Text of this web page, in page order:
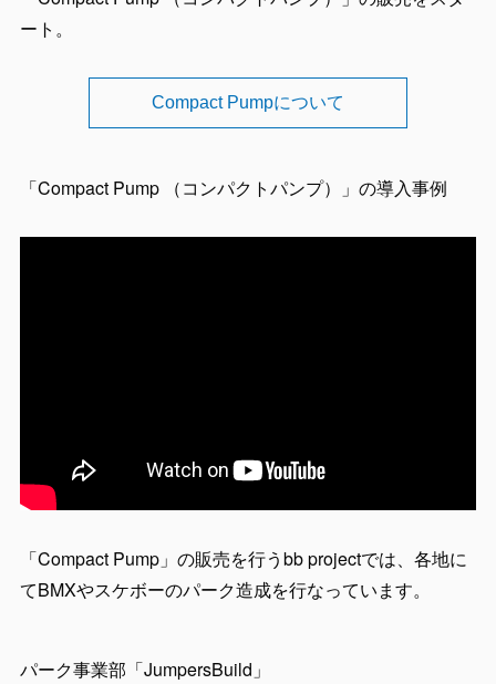
ート。
Compact Pumpについて
「Compact Pump （コンパクトパンプ）」の導入事例
「Compact Pump」の販売を行うbb projectでは、各地に
てBMXやスケボーのパーク造成を行なっています。
パーク事業部「JumpersBuild」